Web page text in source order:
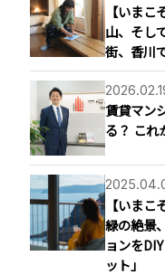
【いま
山、そし
街、香川
賃貸マン
る？ これ
【いま
緑の絶景
ョンを
ット」